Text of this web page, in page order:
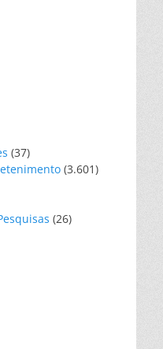
(37)
(3.601)
(26)